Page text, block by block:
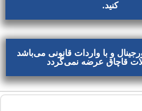
کنید.
و با واردات قانونی می‌باشد
قاچاق عرضه نمی‌گردد